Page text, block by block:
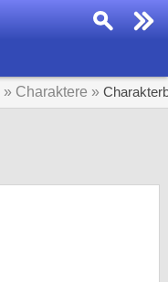
» Charaktere »